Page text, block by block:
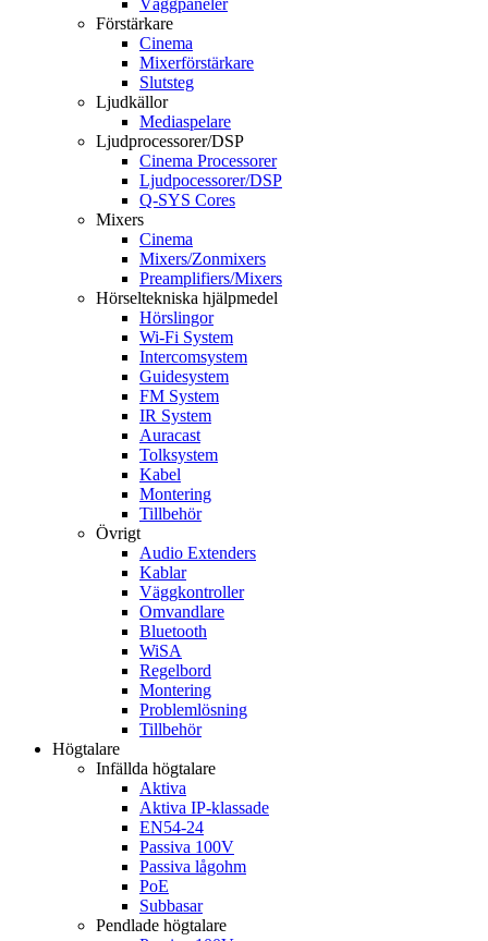
Väggpaneler
Förstärkare
Cinema
Mixerförstärkare
Slutsteg
Ljudkällor
Mediaspelare
Ljudprocessorer/DSP
Cinema Processorer
Ljudpocessorer/DSP
Q-SYS Cores
Mixers
Cinema
Mixers/Zonmixers
Preamplifiers/Mixers
Hörseltekniska hjälpmedel
Hörslingor
Wi-Fi System
Intercomsystem
Guidesystem
FM System
IR System
Auracast
Tolksystem
Kabel
Montering
Tillbehör
Övrigt
Audio Extenders
Kablar
Väggkontroller
Omvandlare
Bluetooth
WiSA
Regelbord
Montering
Problemlösning
Tillbehör
Högtalare
Infällda högtalare
Aktiva
Aktiva IP-klassade
EN54-24
Passiva 100V
Passiva lågohm
PoE
Subbasar
Pendlade högtalare